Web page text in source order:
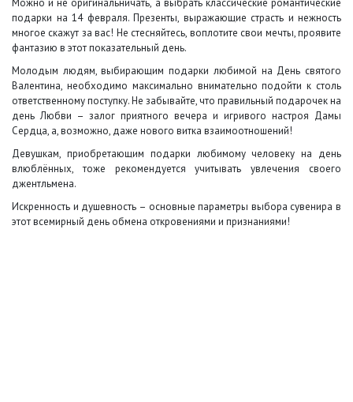
Можно и не оригинальничать, а выбрать классические романтические
подарки на 14 февраля. Презенты, выражающие страсть и нежность
многое скажут за вас! Не стесняйтесь, воплотите свои мечты, проявите
фантазию в этот показательный день.
Молодым людям, выбирающим подарки любимой на День святого
Валентина, необходимо максимально внимательно подойти к столь
ответственному поступку. Не забывайте, что правильный подарочек на
день Любви – залог приятного вечера и игривого настроя Дамы
Сердца, а, возможно, даже нового витка взаимоотношений!
Девушкам, приобретающим подарки любимому человеку на день
влюблённых, тоже рекомендуется учитывать увлечения своего
джентльмена.
Искренность и душевность – основные параметры выбора сувенира в
этот всемирный день обмена откровениями и признаниями!